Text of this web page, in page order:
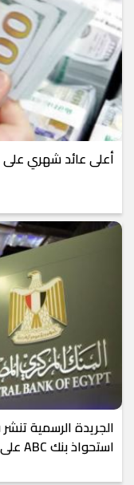
أعلى عائد شهري على
الجريدة الرسمية
استحواذ بنك ABC على «بلوم مصر»